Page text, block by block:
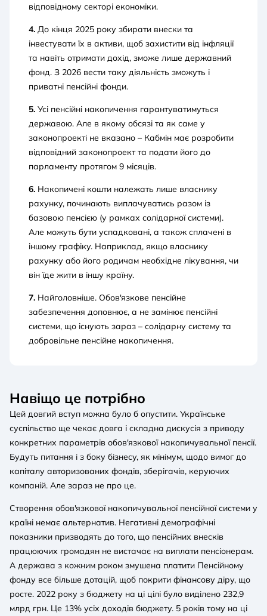
відповідному секторі економіки.
4. До кінця 2025 року збирати внески та
інвестувати їх в активи, щоб захистити від інфляції
та навіть отримати дохід, зможе лише державний
фонд. З 2026 вести таку діяльність зможуть і
приватні пенсійні фонди.
5. Усі пенсійні накопичення гарантуватимуться
державою. Але в якому обсязі та як саме у
законопроекті не вказано – Кабмін має розробити
відповідний законопроект та подати його до
парламенту протягом 9 місяців.
6. Накопичені кошти належать лише власнику
рахунку, починають виплачуватись разом із
базовою пенсією (у рамках солідарної системи).
Але можуть бути успадковані, а також сплачені в
іншому графіку. Наприклад, якщо власнику
рахунку або його родичам необхідне лікування, чи
він їде жити в іншу країну.
7. Найголовніше. Обов'язкове пенсійне
забезпечення доповнює, а не замінює пенсійні
системи, що існують зараз – солідарну систему та
добровільне пенсійне накопичення.
Навіщо це потрібно
Цей довгий вступ можна було б опустити. Українське
суспільство ще чекає довга і складна дискусія з приводу
конкретних параметрів обов'язкової накопичувальної пенсії.
Будуть питання і з боку бізнесу, як мінімум, щодо вимог до
капіталу авторизованих фондів, зберігачів, керуючих
компаній. Але зараз не про це.
Створення обов'язкової накопичувальної пенсійної системи у
країні немає альтернатив. Негативні демографічні
показники призводять до того, що пенсійних внесків
працюючих громадян не вистачає на виплати пенсіонерам.
А держава з кожним роком змушена платити Пенсійному
фонду все більше дотацій, щоб покрити фінансову діру, що
росте. 2022 року з бюджету на ці цілі було виділено 232,9
млрд грн. Це 13% усіх доходів бюджету. 5 років тому на ці